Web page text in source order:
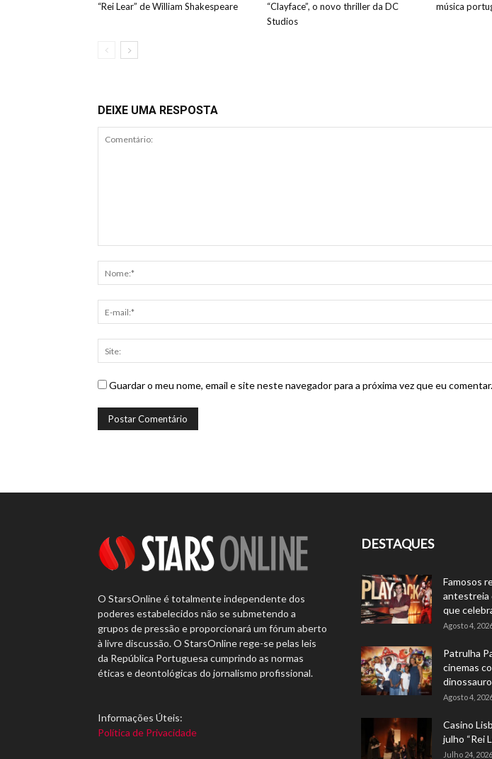
“Rei Lear” de William Shakespeare
“Clayface”, o novo thriller da DC
Studios
música
DEIXE UMA RESPOSTA
Guardar o meu nome, email e site neste navegador para a próxima vez que eu comentar.
O StarsOnline é totalmente independente dos
poderes estabelecidos não se submetendo a
grupos de pressão e proporcionará um fórum aberto
à livre discussão. O StarsOnline rege-se pelas leis
da República Portuguesa cumprindo as normas
éticas e deontológicas do jornalismo profissional.
Informações Úteis:
Política de Privacidade
DESTAQUES
Famosos
antestreia
que
Agosto 4,
Patrulha
cinemas
Agosto 4,
Casino
julho “Rei
Julho 24, 2026